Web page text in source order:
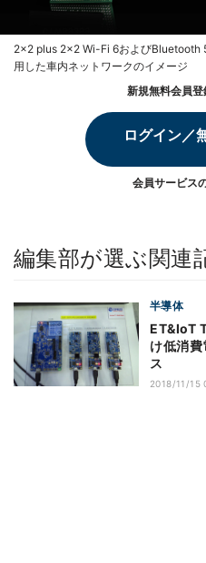
2×2 plus 2×2 Wi-Fi 6およびBluetooth
用した車内ネットワークのイメージ
新規無料会員
ログイン／
会員サービス
編集部が選ぶ関連
半導体
ET&IoT
け低消
ス
2018/11/15